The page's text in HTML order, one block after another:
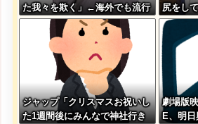
た我々を欺く」←海外でも流行
りだした結果がこちらw w w w
w w w
尻をし
wwww
ジャップ「クリスマスお祝いし
た1週間後にみんなで神社行き
劇場版
E、明